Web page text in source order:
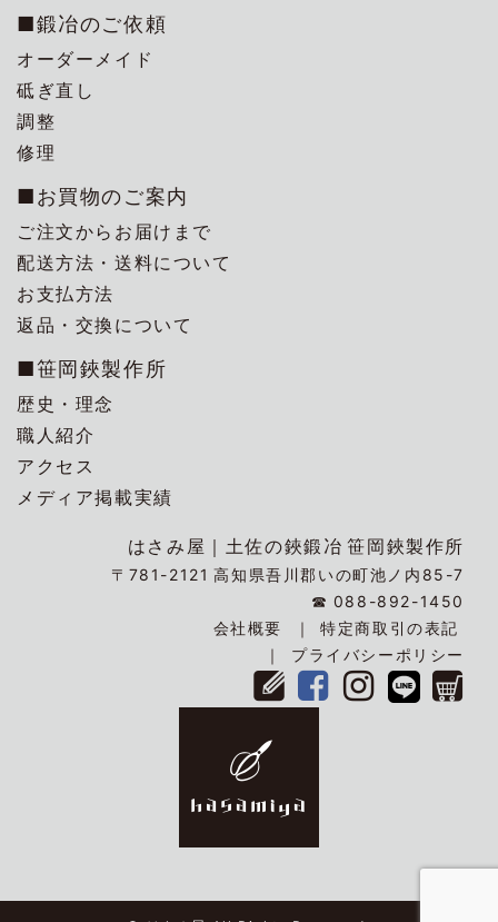
■鍛冶のご依頼
オーダーメイド
砥ぎ直し
調整
修理
■お買物のご案内
ご注文からお届けまで
配送方法・送料について
お支払方法
返品・交換について
■笹岡鋏製作所
歴史・理念
職人紹介
アクセス
メディア掲載実績
はさみ屋｜ 土佐の鋏鍛冶 笹岡鋏製作所
〒781-2121 高知県吾川郡いの町池ノ内85-7
☎ 088-892-1450
会社概要
特定商取引の表記
プライバシーポリシー